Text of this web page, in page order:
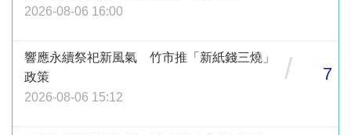
2026-08-06 16:00
響應永續祭祀新風氣 竹市推「新紙錢三燒」
政策
2026-08-06 15:12
/ 7